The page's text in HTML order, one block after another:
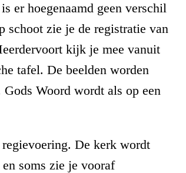
er hoegenaamd geen verschil
schoot zie je de registratie van
kijk je mee vanuit
tafel. De beelden worden
Woord wordt als op een
De kerk wordt
soms zie je vooraf